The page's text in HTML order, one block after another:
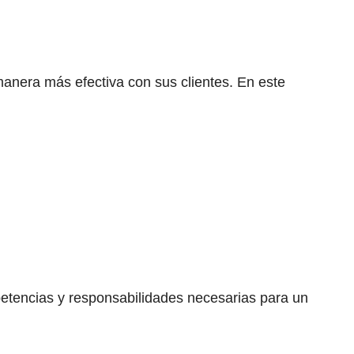
más efectiva con sus clientes. En este
y responsabilidades necesarias para un